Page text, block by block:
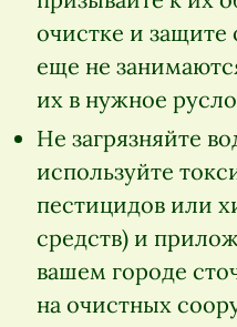
очистке и защите
еще не
их в нужное
Не загрязняйте
используйте
пестицидов или
средств) и
вашем городе
на очистных